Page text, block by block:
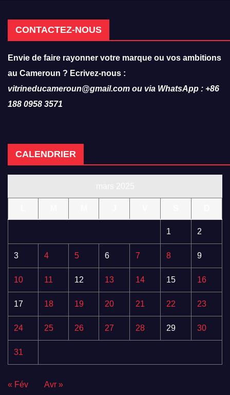
CONTACTEZ-NOUS
Envie de faire rayonner votre marque ou vos ambitions
au Cameroun ? Ecrivez-nous :
vitrineducameroun@gmail.com ou via WhatsApp : +86
188 0958 3571
CALENDRIER
1 2
3 4 5 6 7 8 9
10 11 12 13 14 15 16
17 18 19 20 21 22 23
24 25 26 27 28 29 30
31
« Fév Avr »